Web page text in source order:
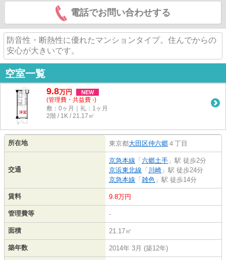
電話でお問い合わせする
防音性・断熱性に優れたマンションタイプ。住んでからの
安心が大きいです。
空室一覧
9.8万円 NEW
(管理費・共益費 -)
敷：0ヶ月｜礼：1ヶ月
2階 / 1K / 21.17㎡
所在地 東京都大田区仲六郷 ４丁目
交通
京急本線 「 六郷土手 」駅 徒歩2分
京浜東北線 「 川崎 」駅 徒歩24分
京急本線 「 雑色 」駅 徒歩14分
賃料 9.8万円
管理費等 -
面積 21.17㎡
築年数 2014年 3月 (築12年)